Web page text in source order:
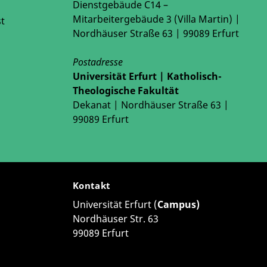
Jena und TU Ilmenau
soziale Grundfragen, Vorsitz Prof. Dr.
Wirtschaftsethik)
In diesem Rahmen gab es auch ein
Theologen berichten, was sie persönlich und im
Dienstgebäude C14 –
Mitarbeitergebäude 3 (Villa Martin) |
Nordhäuser Straße 63 | 99089 Erfurt
Postadresse
Universität Erfurt | Katholisch-
Theologische Fakultät
Dekanat | Nordhäuser Straße 63 |
99089 Erfurt
Kontakt
Universität Erfurt (Campus)
Nordhäuser Str. 63
99089 Erfurt